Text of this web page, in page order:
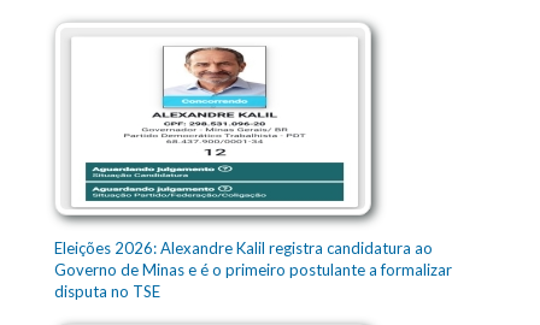
Eleições 2026: Alexandre Kalil registra candidatura ao
Governo de Minas e é o primeiro postulante a formalizar
disputa no TSE